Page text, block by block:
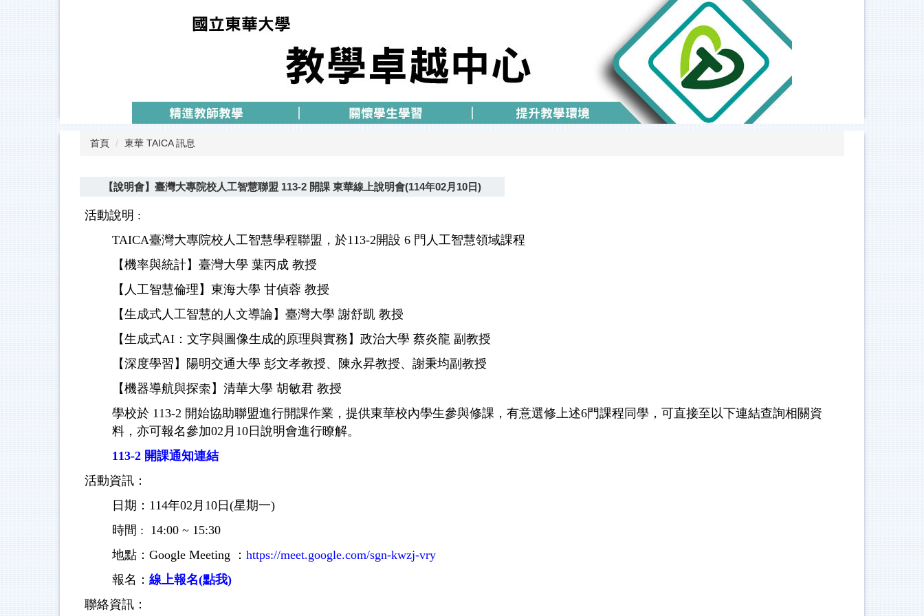
首頁 東華 TAICA 訊息
【說明會】臺灣大專院校人工智慧聯盟 113-2 開課 東華線上說明會(114年02月10日)
活動說明 :
TAICA臺灣大專院校人工智慧學程聯盟，於113-2開設 6 門人工智慧領域課程
【機率與統計】臺灣大學 葉丙成 教授
【人工智慧倫理】東海大學 甘偵蓉 教授
【生成式人工智慧的人文導論】臺灣大學 謝舒凱 教授
【生成式AI：文字與圖像生成的原理與實務】政治大學 蔡炎龍 副教授
【深度學習】陽明交通大學 彭文孝教授、陳永昇教授、謝秉均副教授
【機器導航與探索】清華大學 胡敏君 教授
學校於 113-2 開始協助聯盟進行開課作業，提供東華校內學生參與修課，有意選修上述6門課程同學，可直接至以下連結查詢相關資
料，亦可報名參加02月10日說明會進行瞭解。
113-2 開課通知連結
活動資訊：
日期：114年02月10日(星期一)
時間 : 14:00 ~ 15:30
地點：Google Meeting ： https://meet.google.com/sgn-kwzj-vry
報名： 線上報名(點我)
聯絡資訊：